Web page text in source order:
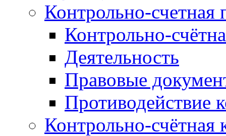
Контрольно-счетная
Контрольно-
Деятельность
Правовые
Противодействие
Контрольно-счётная